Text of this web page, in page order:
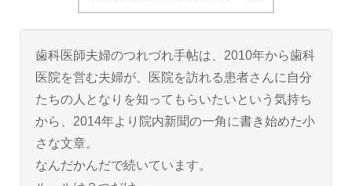
歯科医師夫婦のつれづれ手帖は、2010年から歯科
医院を営む夫婦が、医院を訪れる患者さんに自分
たちの人となりを知ってもらいたいという気持ち
から、2014年より院内新聞の一角に書き始めた小
さな文章。
なんだかんだで続いています。